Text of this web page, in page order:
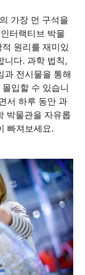
가장 먼 구석을
터랙티브 박물
원리를 재미있
니다. 과학 법칙,
과 전시물을 통해
입할 수 있습니
서 하루 동안 과
박물관을 자유롭
빠져보세요.